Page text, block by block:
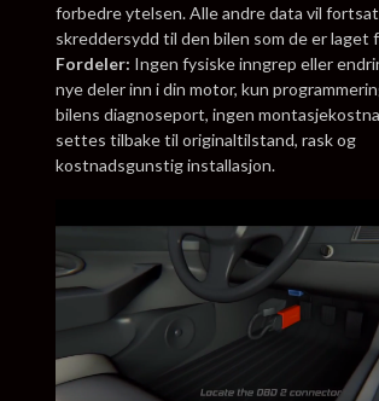
forbedre ytelsen. Alle andre data vil
skreddersydd til den bilen som de er laget
Fordeler: Ingen fysiske inngrep eller
nye deler inn i din motor, kun
bilens diagnoseport, ingen
settes tilbake til originaltilstand, rask og
kostnadsgunstig installasjon.